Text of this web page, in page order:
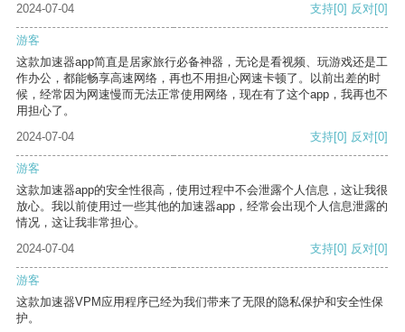
2024-07-04
支持[0] 反对[0]
游客
这款加速器app简直是居家旅行必备神器，无论是看视频、玩游戏还是工
作办公，都能畅享高速网络，再也不用担心网速卡顿了。以前出差的时
候，经常因为网速慢而无法正常使用网络，现在有了这个app，我再也不
用担心了。
2024-07-04
支持[0] 反对[0]
游客
这款加速器app的安全性很高，使用过程中不会泄露个人信息，这让我很
放心。我以前使用过一些其他的加速器app，经常会出现个人信息泄露的
情况，这让我非常担心。
2024-07-04
支持[0] 反对[0]
游客
这款加速器VPM应用程序已经为我们带来了无限的隐私保护和安全性保
护。